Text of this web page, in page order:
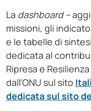
La dashboard –
missioni, gli
e le tabelle di
dedicata al
Ripresa e
dall’ONU sul sito
dedicata sul sito